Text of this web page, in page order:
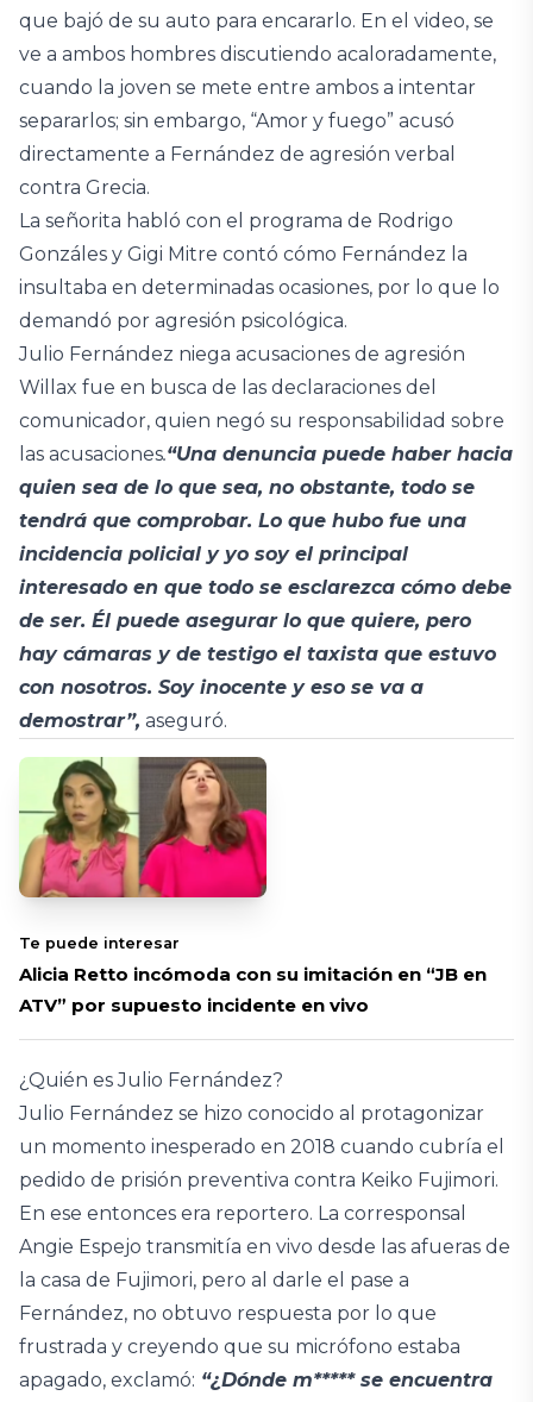
que bajó de su auto para encararlo. En el video, se
ve a ambos hombres discutiendo acaloradamente,
cuando la joven se mete entre ambos a intentar
separarlos; sin embargo, “Amor y fuego” acusó
directamente a Fernández de agresión verbal
contra Grecia.
La señorita habló con el programa de Rodrigo
Gonzáles y Gigi Mitre contó cómo Fernández la
insultaba en determinadas ocasiones, por lo que lo
demandó por agresión psicológica.
Julio Fernández niega acusaciones de agresión
Willax fue en busca de las declaraciones del
comunicador, quien negó su responsabilidad sobre
las acusaciones.“Una denuncia puede haber hacia
quien sea de lo que sea, no obstante, todo se
tendrá que comprobar. Lo que hubo fue una
incidencia policial y yo soy el principal
interesado en que todo se esclarezca cómo debe
de ser. Él puede asegurar lo que quiere, pero
hay cámaras y de testigo el taxista que estuvo
con nosotros. Soy inocente y eso se va a
demostrar”, aseguró.
Te puede interesar
Alicia Retto incómoda con su imitación en “JB en
ATV” por supuesto incidente en vivo
¿Quién es Julio Fernández?
Julio Fernández se hizo conocido al protagonizar
un momento inesperado en 2018 cuando cubría el
pedido de prisión preventiva contra Keiko Fujimori.
En ese entonces era reportero. La corresponsal
Angie Espejo transmitía en vivo desde las afueras de
la casa de Fujimori, pero al darle el pase a
Fernández, no obtuvo respuesta por lo que
frustrada y creyendo que su micrófono estaba
apagado, exclamó: “¿Dónde m***** se encuentra